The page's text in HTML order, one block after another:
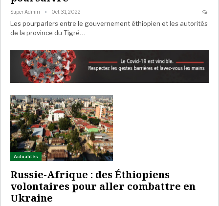
Super Admin Oct 31, 2022
Les pourparlers entre le gouvernement éthiopien et les autorités
de la province du Tigré…
Actualités
Russie-Afrique : des Éthiopiens
volontaires pour aller combattre en
Ukraine